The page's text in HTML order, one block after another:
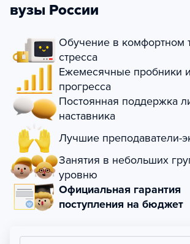
вузы России
Обучение в комфортном
стресса
Ежемесячные пробники
прогресса
Постоянная поддержка
наставника
Лучшие преподаватели-
Занятия в небольших
уровню
Официальная гарантия
поступления на бюджет